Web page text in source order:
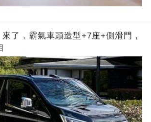
了，霸氣車頭造型+7座+側滑門，